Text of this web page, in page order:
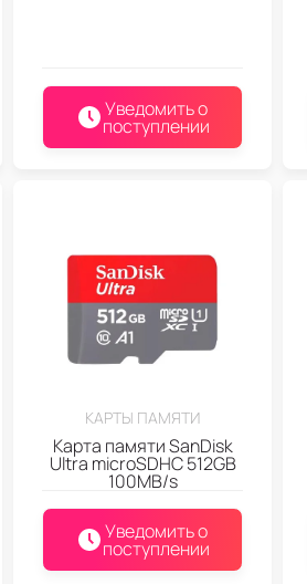
Уведомить о
поступлении
КАРТЫ ПАМЯТИ
Карта памяти SanDisk
Ultra microSDHC 512GB
100MB/s
Уведомить о
поступлении